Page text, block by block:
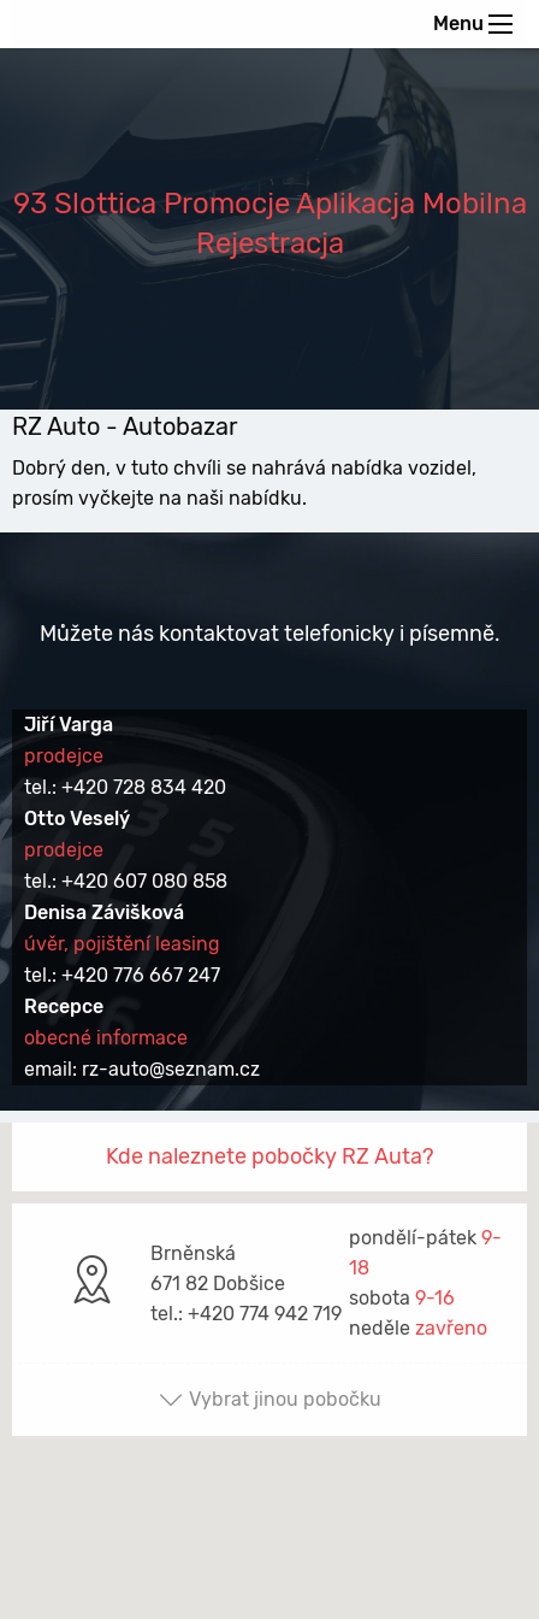
Menu
93 Slottica Promocje Aplikacja Mobilna
Rejestracja
RZ Auto - Autobazar
Dobrý den, v tuto chvíli se nahrává nabídka vozidel,
prosím vyčkejte na naši nabídku.
Můžete nás kontaktovat telefonicky i písemně.
Jiří Varga
prodejce
tel.: +420 728 834 420
Otto Veselý
prodejce
tel.: +420 607 080 858
Denisa Závišková
úvěr, pojištění leasing
tel.: +420 776 667 247
Recepce
obecné informace
email: rz-auto@seznam.cz
Kde naleznete pobočky RZ Auta?
Brněnská
671 82 Dobšice
tel.: +420 774 942 719
pondělí-pátek 9-
18
sobota 9-16
neděle zavřeno
Vybrat jinou pobočku